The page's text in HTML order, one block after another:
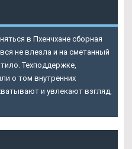
в Пхенчхане сборная
не влезла и на сметанный
Техподдержке,
о том внутренних
и увлекают взгляд,